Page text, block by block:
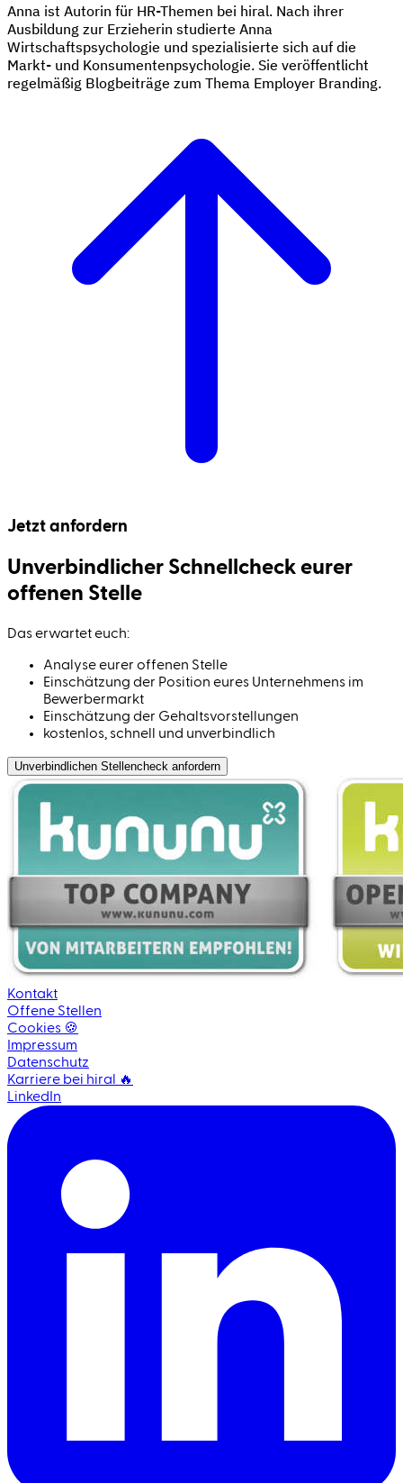
Anna ist Autorin für HR-Themen bei hiral. Nach ihrer
Ausbildung zur Erzieherin studierte Anna
Wirtschaftspsychologie und spezialisierte sich auf die
Markt- und Konsumentenpsychologie. Sie veröffentlicht
regelmäßig Blogbeiträge zum Thema Employer Branding.
Jetzt anfordern
Unverbindlicher Schnell­check eurer
offenen Stelle
Das erwartet euch:
Analyse eurer offenen Stelle
Einschätzung der Position eures Unternehmens im
Bewerbermarkt
Einschätzung der Gehaltsvorstellungen
kostenlos, schnell und unverbindlich
Unverbindlichen Stellen­check anfordern
Kontakt
Offene Stellen
Cookies 🍪
Impressum
Datenschutz
Karriere bei hiral 🔥
LinkedIn